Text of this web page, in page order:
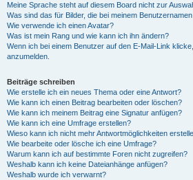
Meine Sprache steht auf diesem Board nicht zur
Was sind das für Bilder, die bei meinem
Wie verwende ich einen Avatar?
Was ist mein Rang und wie kann ich ihn ändern?
Wenn ich bei einem Benutzer auf den E-Mail-Link
anzumelden.
Beiträge schreiben
Wie erstelle ich ein neues Thema oder eine Antwort?
Wie kann ich einen Beitrag bearbeiten oder löschen?
Wie kann ich meinem Beitrag eine Signatur anfügen?
Wie kann ich eine Umfrage erstellen?
Wieso kann ich nicht mehr Antwortmöglichkeiten
Wie bearbeite oder lösche ich eine Umfrage?
Warum kann ich auf bestimmte Foren nicht zugreifen?
Weshalb kann ich keine Dateianhänge anfügen?
Weshalb wurde ich verwarnt?